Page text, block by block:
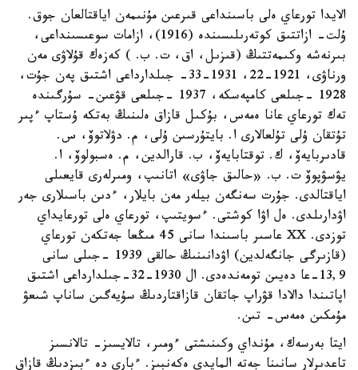
الايدا تورعاي ەلى باسىنداعى قىرعىن مۇنىمەن اياقتالعان جوق.
ۇلت- ازاتتىق كوتەرىلىسىندە (1916)، ازامات سوعىسىنداعى،
بىرنەشە وكىمەتتىڭ (قىزىل، اق، ت. ب. ) كەزەك قۇلاۋى مەن
ورناۋى، 1921-22، 1931-33- جىلدارداعى اشتىق پەن جۇت،
1928 -جىلعى كامپەسكە، 1937 -جىلعى قۋعىن- سۇرگىندە
تەك تورعاي عانا ەمەس، بۇكىل قازاق ەلىنىڭ بەتكە ۇستاپ ءپىر
تۇتقان ۇلى تۇلعالارى ا. بايتۇرسىن ۇلى، م. دۋلاتوۆ، س.
قادىربايەۆ، ك. توقتابايەۆ، ب. قارالدين، م. ەسبولوۆ، ا.
يۋسۋپوۆ ت. ب. «حالىق جاۋى» اتانىپ، ومىرلەرى قايعىلى
اياقتالدى. جۇرت سەنگەن بيلەر مەن بايلار، ءدىن باسىلارى جەر
اۋدارىلدى. ەل اۋا كوشتى. ءسويتىپ، تورعاي ەلى تورعايداي
توزدى. XX عاسىر باسىندا سانى 45 مىڭعا جەتكەن تورعاي
(قازىرگى جانگەلدين) اۋدانىنىڭ حالقى 1939 -جىلى سانى
13,9-عا دەيىن تومەندەدى. ال 1930-32-جىلدارداعى اشتىق
اپاتىندا دالادا قۋراپ جاتقان قازاقتاردىڭ سۇيەگىن ساناپ شىعۋ
مۇمكىن ەمەس- تىن.
ايتا بەرسەك، مۇنداي وكىنىشتى ءومىر، تالايسىز- تالانسىز
تاعدىرلار سانىنا جەتە المايدى ەكەنبىز. ءبارى دە ءبىزدىڭ قازاق